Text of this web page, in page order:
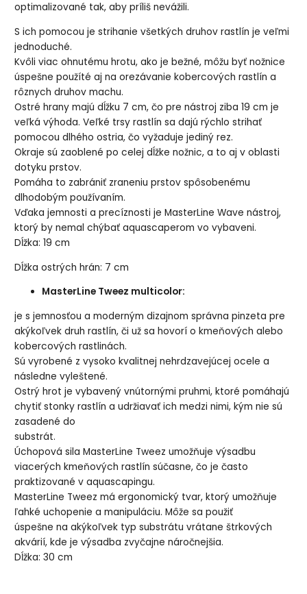
optimalizované tak, aby príliš nevážili.
S ich pomocou je strihanie všetkých druhov rastlín je veľmi
jednoduché.
Kvôli viac ohnutému hrotu, ako je bežné, môžu byť nožnice
úspešne použíté aj na orezávanie kobercových rastlín a
rôznych druhov machu.
Ostré hrany majú dĺžku 7 cm, čo pre nástroj ziba 19 cm je
veľká výhoda. Veľké trsy rastlín sa dajú rýchlo strihať
pomocou dlhého ostria, čo vyžaduje jediný rez.
Okraje sú zaoblené po celej dĺžke nožnic, a to aj v oblasti
dotyku prstov.
Pomáha to zabrániť zraneniu prstov spôsobenému
dlhodobým používaním.
Vďaka jemnosti a precíznosti je MasterLine Wave nástroj,
ktorý by nemal chýbať aquascaperom vo vybaveni.
Dĺžka: 19 cm
Dĺžka ostrých hrán: 7 cm
MasterLine Tweez multicolor:
je s jemnosťou a moderným dizajnom správna pinzeta pre
akýkoľvek druh rastlín, či už sa hovorí o kmeňových alebo
kobercových rastlinách.
Sú vyrobené z vysoko kvalitnej nehrdzavejúcej ocele a
následne vyleštené.
Ostrý hrot je vybavený vnútornými pruhmi, ktoré pomáhajú
chytiť stonky rastlín a udržiavať ich medzi nimi, kým nie sú
zasadené do
substrát.
Úchopová sila MasterLine Tweez umožňuje výsadbu
viacerých kmeňových rastlín súčasne, čo je často
praktizované v aquascapingu.
MasterLine Tweez má ergonomický tvar, ktorý umožňuje
ľahké uchopenie a manipuláciu. Môže sa použiť
úspešne na akýkoľvek typ substrátu vrátane štrkových
akvárií, kde je výsadba zvyčajne náročnejšia.
Dĺžka: 30 cm